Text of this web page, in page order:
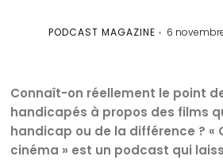
PODCAST MAGAZINE 6
Connaît-on réellement le point
handicapés à propos des films
handicap ou de la différence ? «
cinéma » est un podcast qui